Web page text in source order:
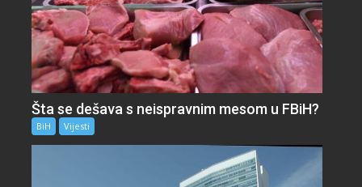
Šta se dešava s neispravnim mesom u FBiH?
BiH Vijesti